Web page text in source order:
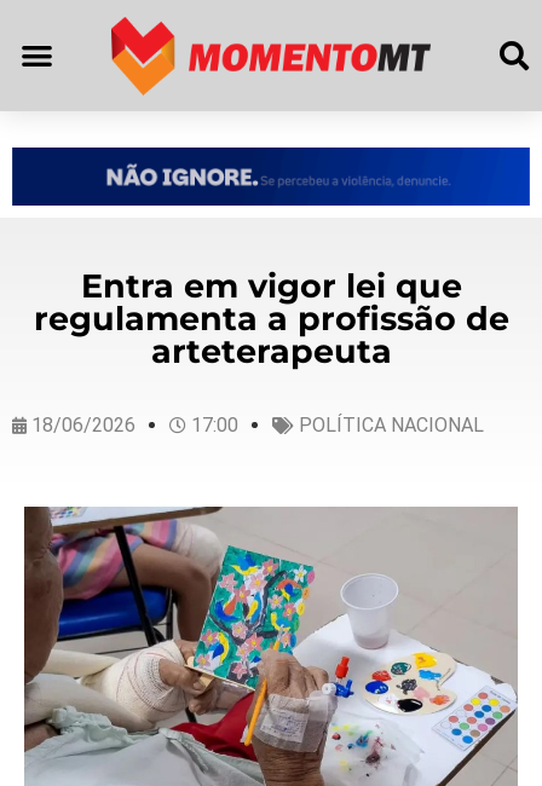
Entra em vigor lei que
regulamenta a profissão de
arteterapeuta
18/06/2026 17:00 POLÍTICA NACIONAL